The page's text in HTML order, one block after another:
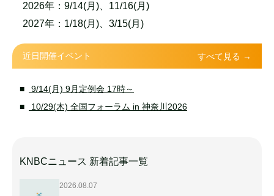
2026年：9/14(月)、11/16(月)
2027年：1/18(月)、3/15(月)
近日開催イベント すべて見る →
9/14(月) 9月定例会 17時～
10/29(木) 全国フォーラム in 神奈川2026
KNBCニュース 新着記事一覧
2026.08.07